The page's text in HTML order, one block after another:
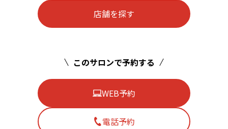
店舗を探す
このサロンで予約する
WEB予約
電話予約